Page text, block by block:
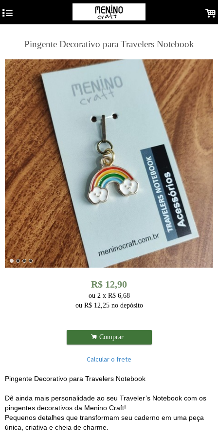
4 .
Pingente Decorativo para Travelers Notebook
R$ 12,90
ou 2 x R$ 6,68
ou R$ 12,25 no depósito
. Comprar
Calcular o frete
Pingente Decorativo para Travelers Notebook
Dê ainda mais personalidade ao seu Traveler’s Notebook com os
pingentes decorativos da Menino Craft!
Pequenos detalhes que transformam seu caderno em uma peça
única, criativa e cheia de charme.